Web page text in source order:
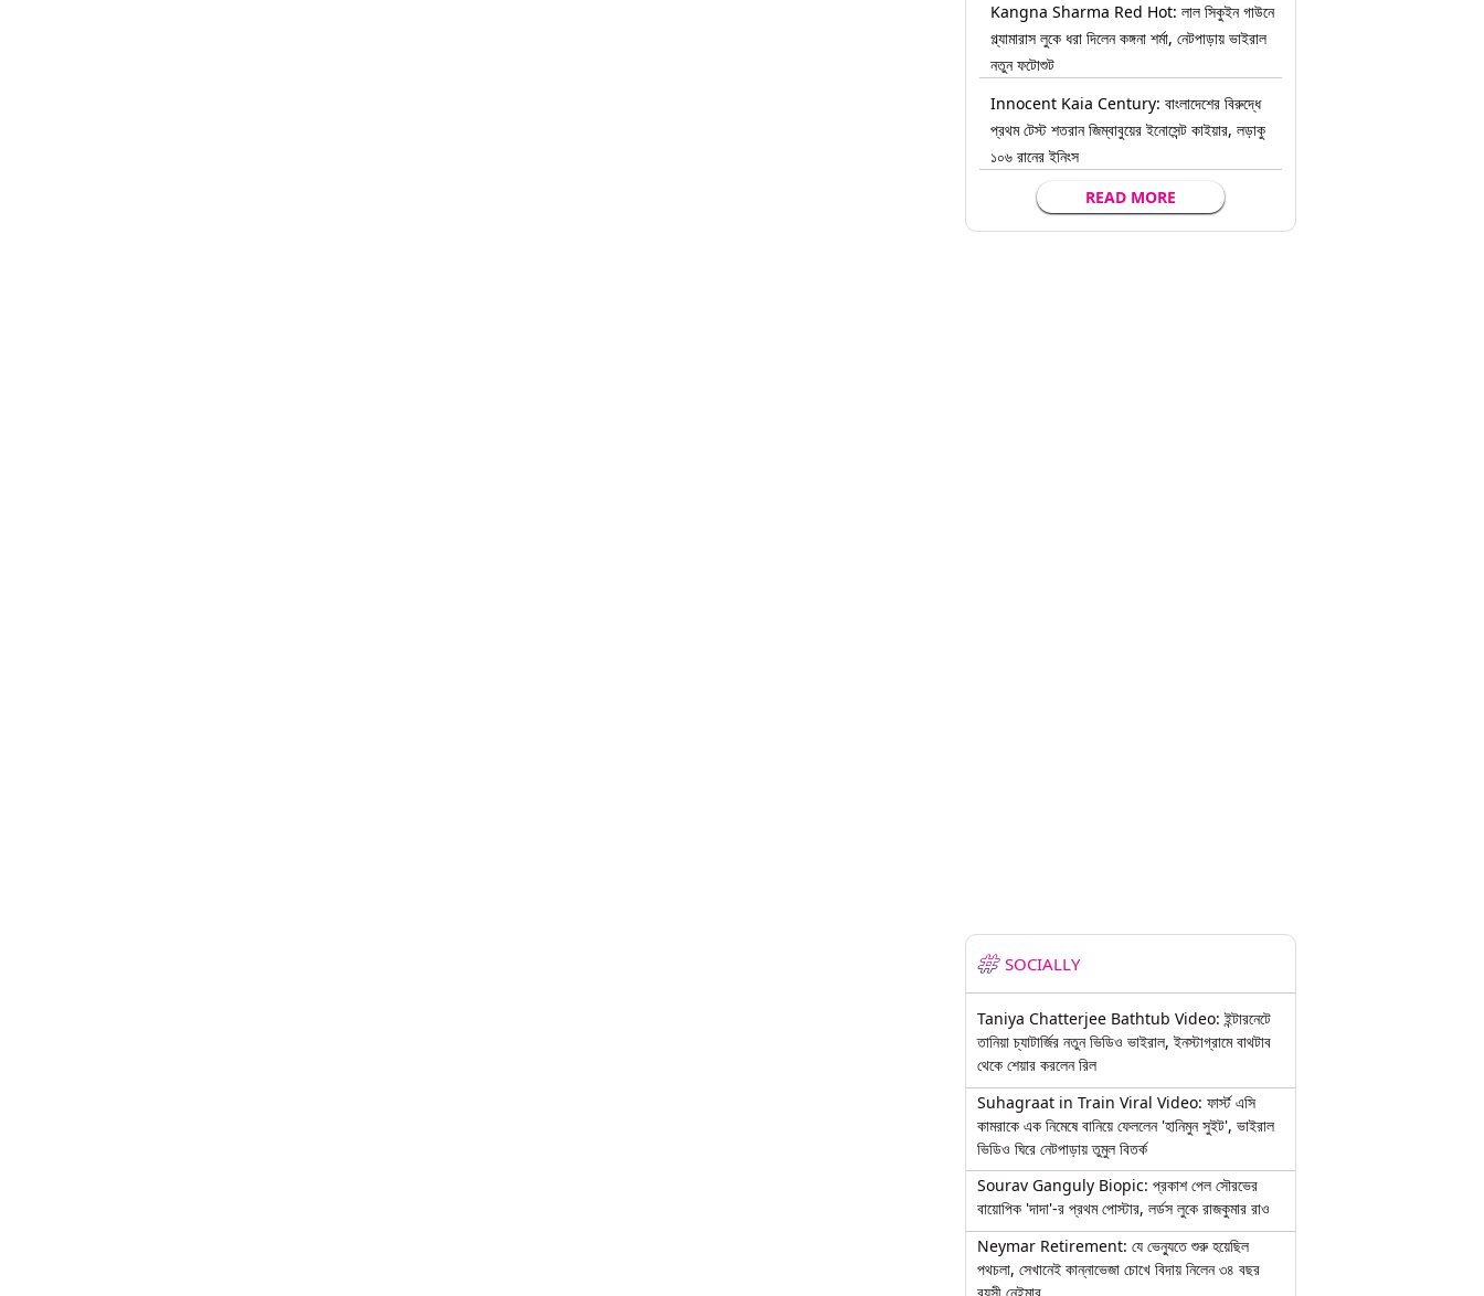
Kangna Sharma Red Hot: লাল সিকুইন গাউনে
গ্ল্যামারাস লুকে ধরা দিলেন কঙ্গনা শর্মা, নেটপাড়ায় ভাইরাল
নতুন ফটোশুট
Innocent Kaia Century: বাংলাদেশের বিরুদ্ধে
প্রথম টেস্ট শতরান জিম্বাবুয়ের ইনোসেন্ট কাইয়ার, লড়াকু
১০৬ রানের ইনিংস
READ MORE
SOCIALLY
Taniya Chatterjee Bathtub Video: ইন্টারনেটে
তানিয়া চ্যাটার্জির নতুন ভিডিও ভাইরাল, ইনস্টাগ্রামে বাথটাব
থেকে শেয়ার করলেন রিল
Suhagraat in Train Viral Video: ফার্স্ট এসি
কামরাকে এক নিমেষে বানিয়ে ফেললেন 'হানিমুন সুইট', ভাইরাল
ভিডিও ঘিরে নেটপাড়ায় তুমুল বিতর্ক
Sourav Ganguly Biopic: প্রকাশ পেল সৌরভের
বায়োপিক 'দাদা'-র প্রথম পোস্টার, লর্ডস লুকে রাজকুমার রাও
Neymar Retirement: যে ভেন্যুতে শুরু হয়েছিল
পথচলা, সেখানেই কান্নাভেজা চোখে বিদায় নিলেন ৩৪ বছর
বয়সী নেইমার